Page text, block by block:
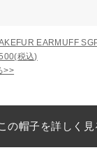
EARMUFF
税込)
>>
の帽子を詳しく見